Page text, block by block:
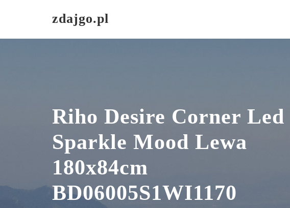
zdajgo.pl
Riho Desire Corner Led
Sparkle Mood Lewa
180x84cm
BD06005S1WI1170